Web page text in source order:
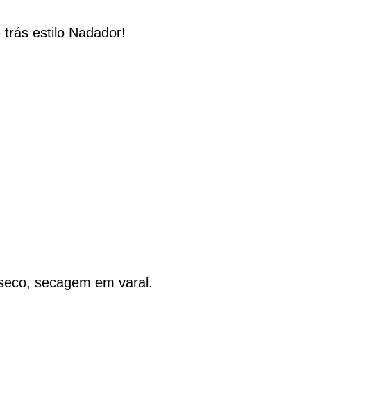
estilo Nadador!
secagem em varal.